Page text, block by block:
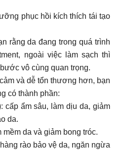
và dễ tổn thương hơn, bạn
có thành phần:
cấp ẩm sâu, làm dịu da, giảm
da.
da và giảm bong tróc.
rào bảo vệ da, ngăn ngừa
các loại kem dưỡng phục hồi
thì inbox hoặc ghé 62 Trần
tư vấn bạn nhen!
skincare theo sản phẩm